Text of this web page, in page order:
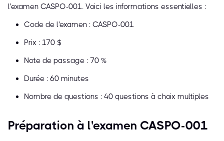
l'examen CASPO-001. Voici les informations essentielles :
Code de l'examen : CASPO-001
Prix : 170 $
Note de passage : 70 %
Durée : 60 minutes
Nombre de questions : 40 questions à choix multiples
Préparation à l'examen CASPO-001